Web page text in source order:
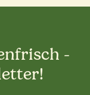
-